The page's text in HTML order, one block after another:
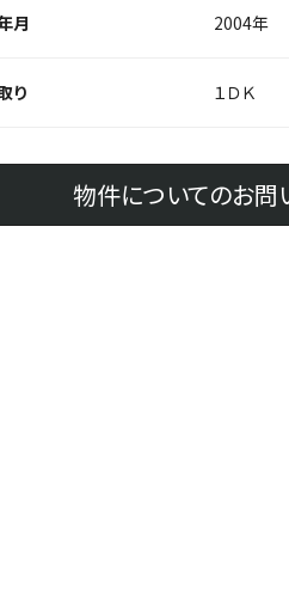
月 2004年
り １ＤＫ
物件についてのお問